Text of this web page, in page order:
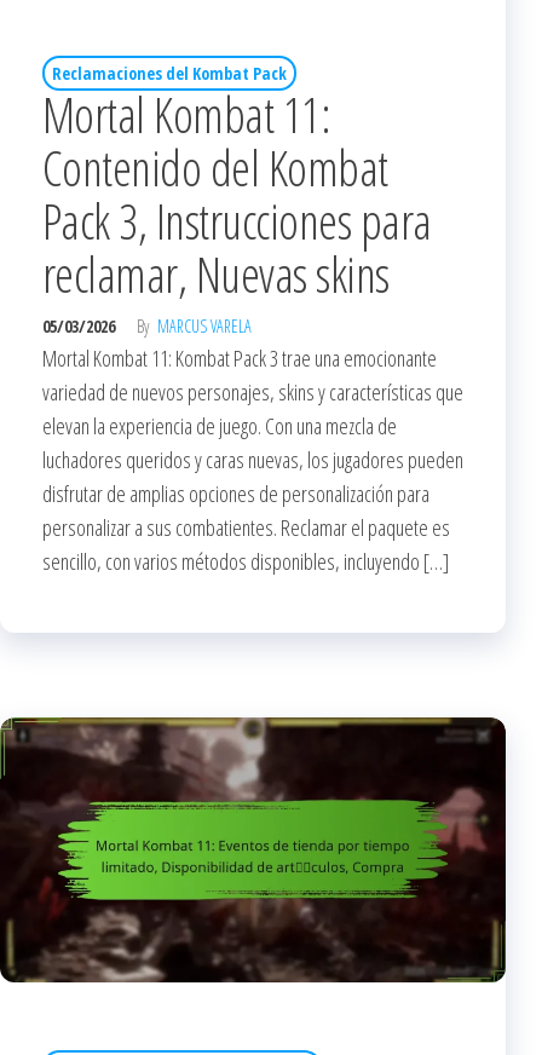
Reclamaciones del Kombat Pack
Mortal Kombat 11:
Contenido del Kombat
Pack 3, Instrucciones para
reclamar, Nuevas skins
05/03/2026 By MARCUS VARELA
Mortal Kombat 11: Kombat Pack 3 trae una emocionante
variedad de nuevos personajes, skins y características que
elevan la experiencia de juego. Con una mezcla de
luchadores queridos y caras nuevas, los jugadores pueden
disfrutar de amplias opciones de personalización para
personalizar a sus combatientes. Reclamar el paquete es
sencillo, con varios métodos disponibles, incluyendo […]